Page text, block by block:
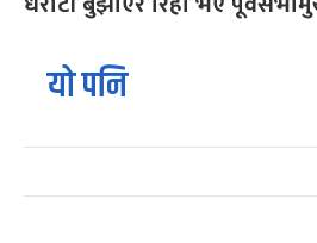
यो पनि